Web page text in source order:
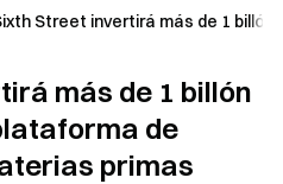
Street invertirá más de 1
más de 1 billón
de
primas